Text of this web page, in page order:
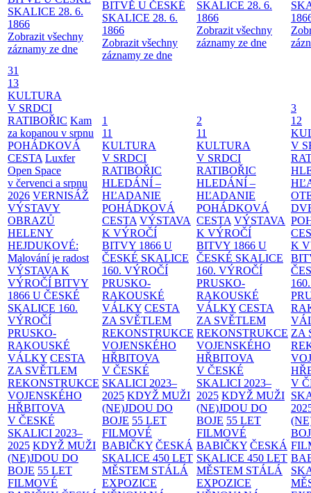
SKALICE 28. 6.
1866
Zobrazit všechny
záznamy ze dne
BITVĚ U ČESKÉ
SKALICE 28. 6.
1866
Zobrazit všechny
záznamy ze dne
SKALICE 28. 6.
1866
Zobrazit všechny
záznamy ze dne
31
13
KULTURA
V SRDCI
RATIBOŘIC Kam
za kopanou v srpnu
POHÁDKOVÁ
CESTA Luxfer
Open Space
v červenci a srpnu
2026 VERNISÁŽ
VÝSTAVY
OBRAZŮ
HELENY
HEJDUKOVÉ:
Malování je radost
VÝSTAVA K
VÝROČÍ BITVY
1866 U ČESKÉ
SKALICE 160.
VÝROČÍ
PRUSKO-
RAKOUSKÉ
VÁLKY CESTA
ZA SVĚTLEM
REKONSTRUKCE
VOJENSKÉHO
HŘBITOVA
V ČESKÉ
SKALICI 2023–
2025 KDYŽ MUŽI
(NE)JDOU DO
BOJE 55 LET
FILMOVÉ
1
11
KULTURA
V SRDCI
RATIBOŘIC
HLEDÁNÍ –
HĽADANIE
POHÁDKOVÁ
CESTA VÝSTAVA
K VÝROČÍ
BITVY 1866 U
ČESKÉ SKALICE
160. VÝROČÍ
PRUSKO-
RAKOUSKÉ
VÁLKY CESTA
ZA SVĚTLEM
REKONSTRUKCE
VOJENSKÉHO
HŘBITOVA
V ČESKÉ
SKALICI 2023–
2025 KDYŽ MUŽI
(NE)JDOU DO
BOJE 55 LET
FILMOVÉ
BABIČKY ČESKÁ
SKALICE 450 LET
MĚSTEM STÁLÁ
EXPOZICE
2
11
KULTURA
V SRDCI
RATIBOŘIC
HLEDÁNÍ –
HĽADANIE
POHÁDKOVÁ
CESTA VÝSTAVA
K VÝROČÍ
BITVY 1866 U
ČESKÉ SKALICE
160. VÝROČÍ
PRUSKO-
RAKOUSKÉ
VÁLKY CESTA
ZA SVĚTLEM
REKONSTRUKCE
VOJENSKÉHO
HŘBITOVA
V ČESKÉ
SKALICI 2023–
2025 KDYŽ MUŽI
(NE)JDOU DO
BOJE 55 LET
FILMOVÉ
BABIČKY ČESKÁ
SKALICE 450 LET
MĚSTEM STÁLÁ
EXPOZICE
3
12
V
K
ZA
V